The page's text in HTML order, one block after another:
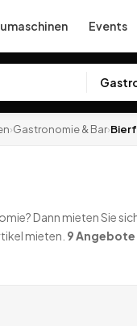
Events
›Gastronomie & Bar›
Dann mieten Sie
mieten. 9Angebote